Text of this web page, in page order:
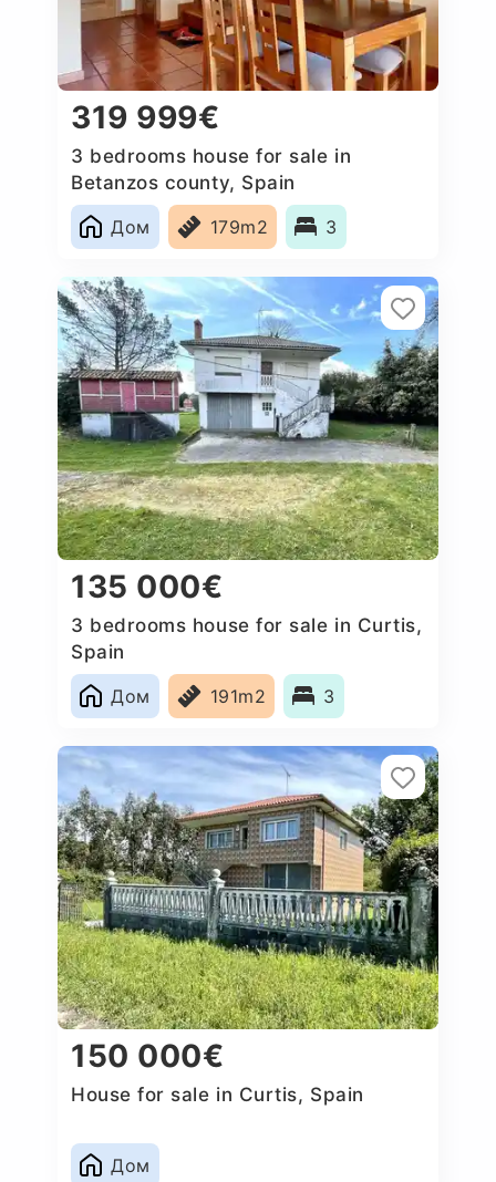
319 999€
3 bedrooms house for sale in
Betanzos county, Spain
Дом
179m2 3
135 000€
3 bedrooms house for sale in Curtis,
Spain
Дом
191m2 3
150 000€
House for sale in Curtis, Spain
Дом